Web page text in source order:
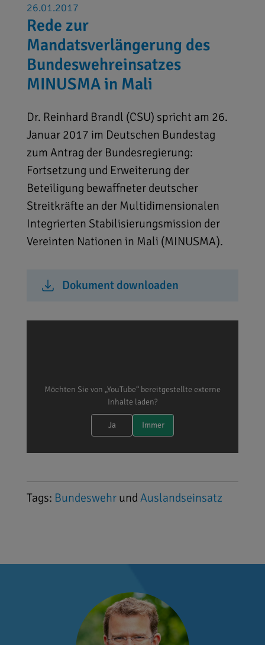
26.01.2017
Rede zur
Mandatsverlängerung des
Bundeswehreinsatzes
MINUSMA in Mali
Dr. Reinhard Brandl (CSU) spricht am 26.
Januar 2017 im Deutschen Bundestag
zum Antrag der Bundesregierung:
Fortsetzung und Erweiterung der
Beteiligung bewaffneter deutscher
Streitkräfte an der Multidimensionalen
Integrierten Stabilisierungsmission der
Vereinten Nationen in Mali (MINUSMA).
Dokument downloaden
Möchten Sie von „YouTube“ bereitgestellte externe
Inhalte laden?
Ja Immer
Tags: Bundeswehrund Auslandseinsatz